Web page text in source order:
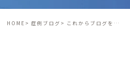
HOME 症例ブログ これからブログを始めます。